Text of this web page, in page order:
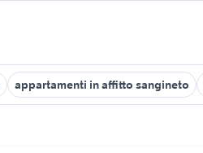
appartamenti in affitto sangineto